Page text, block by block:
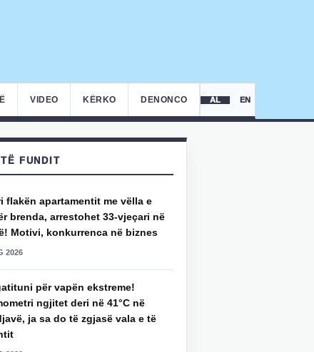
VIDEO KËRKO DENONCO AL EN
TË FUNDIT
flakën apartamentit me vëlla e
brenda, arrestohet 33-vjeçari në
Motivi, konkurrenca në biznes
2026
për vapën ekstreme!
ngjitet deri në 41°C në
ja sa do të zgjasë vala e të